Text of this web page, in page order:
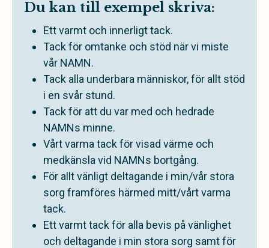
Du kan till exempel skriva:
Ett varmt och innerligt tack.
Tack för omtanke och stöd när vi miste
vår NAMN.
Tack alla underbara människor, för allt stöd
i en svår stund.
Tack för att du var med och hedrade
NAMNs minne.
Vårt varma tack för visad värme och
medkänsla vid NAMNs bortgång.
För allt vänligt deltagande i min/vår stora
sorg framföres härmed mitt/vårt varma
tack.
Ett varmt tack för alla bevis på vänlighet
och deltagande i min stora sorg samt för